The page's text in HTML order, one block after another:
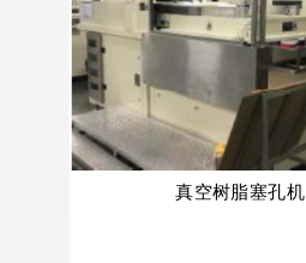
真空树脂塞孔机